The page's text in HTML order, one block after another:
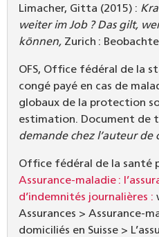
Limacher, Gitta (2015) :
weiter im Job ? Das gilt,
können, Zurich :
OFS, Office fédéral de la
congé payé en cas de
globaux de la protection
estimation. Document de
demande chez l’auteur de
Office fédéral de la santé
Assurance-maladie :
d’indemnités journalières :
Assurances > Assurance-
domiciliés en Suisse >